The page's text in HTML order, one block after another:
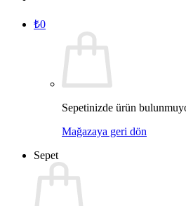
₺0
Sepetinizde ürün
Mağazaya geri dön
Sepet